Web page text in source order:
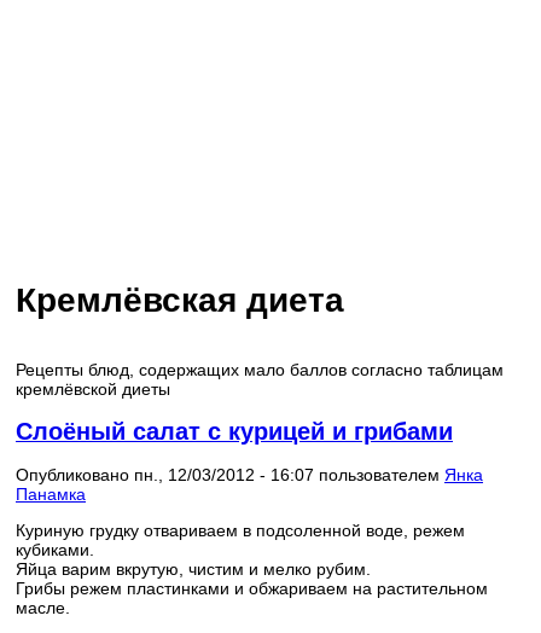
Кремлёвская диета
Рецепты блюд, содержащих мало баллов согласно таблицам
кремлёвской диеты
Слоёный салат с курицей и грибами
Опубликовано пн., 12/03/2012 - 16:07 пользователем Янка
Панамка
Куриную грудку отвариваем в подсоленной воде, режем
кубиками.
Яйца варим вкрутую, чистим и мелко рубим.
Грибы режем пластинками и обжариваем на растительном
масле.